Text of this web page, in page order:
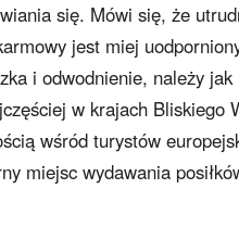
się. Mówi się, że
jest miej
i odwodnienie, należy
w krajach Bliskiego
wśród turystów
miejsc wydawania